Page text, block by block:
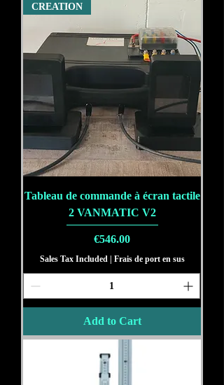
CREATION
Tableau de commande à écran tactile
2 VANMATIC V2
Price
€546.00
Sales Tax Included| Frais de port en sus
Add to Cart